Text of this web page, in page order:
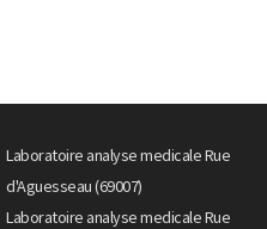
Laboratoire analyse medicale Rue
d'Aguesseau (69007)
Laboratoire analyse medicale Rue